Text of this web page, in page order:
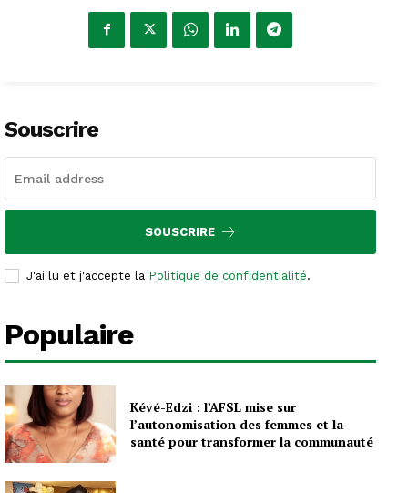
Souscrire
SOUSCRIRE
J'ai lu et j'accepte la Politique de confidentialité.
Populaire
Kévé-Edzi : l’AFSL mise sur
l’autonomisation des femmes et la
santé pour transformer la communauté